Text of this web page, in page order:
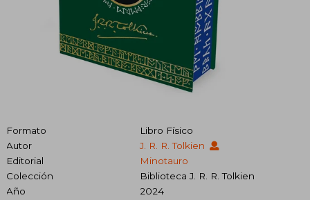
Formato
Libro Físico
Autor
J. R. R. Tolkien
Editorial
Minotauro
Colección
Biblioteca J. R. R. Tolkien
Año
2024